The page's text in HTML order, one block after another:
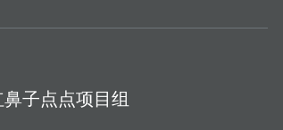
子点点项目组